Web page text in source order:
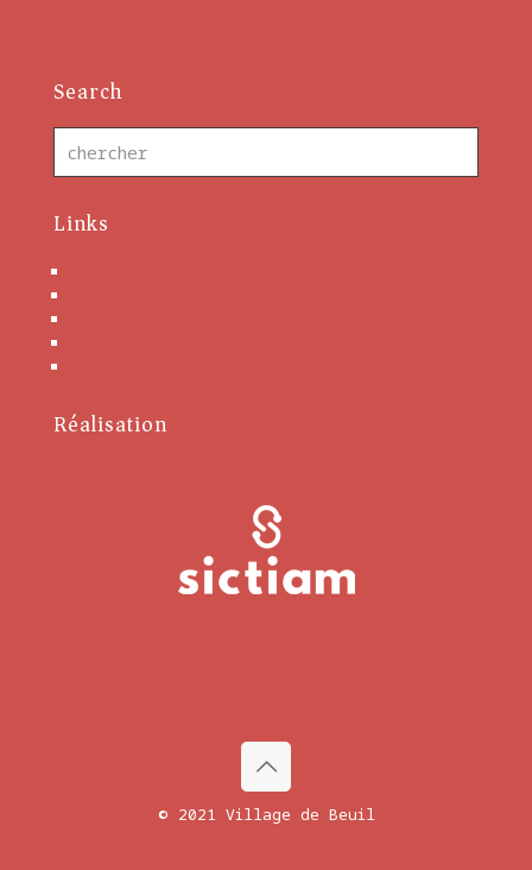
Search
Links
Réalisation
© 2021 Village de Beuil